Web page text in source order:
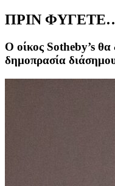
ΠΡΙΝ
Ο οίκος Sotheby’s θα
δημοπρασία